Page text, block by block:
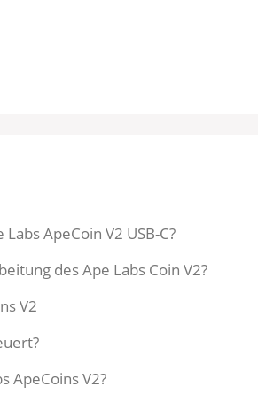
ApeCoin V2 USB-C?
des Ape Labs Coin V2?
V2
ApeCoins V2?